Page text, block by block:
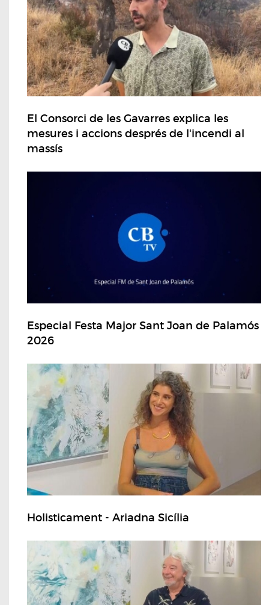
El Consorci de les Gavarres explica les
mesures i accions després de l'incendi al
massís
Especial Festa Major Sant Joan de Palamós
2026
Holisticament - Ariadna Sicília